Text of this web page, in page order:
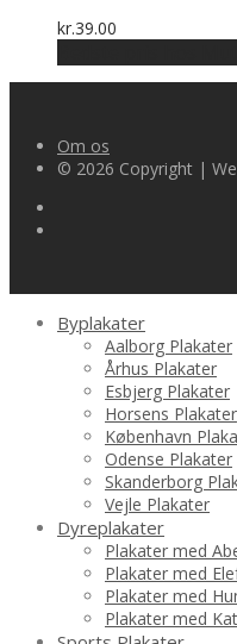
kr.39.00
Om os
© 2026 Copyright |
Byplakater
Aalborg Plakater
Århus Plakater
Esbjerg Plakater
Horsens Plakater
København
Odense Plakater
Skanderborg
Vejle Plakater
Dyreplakater
Plakater med
Plakater med
Plakater med
Plakater med